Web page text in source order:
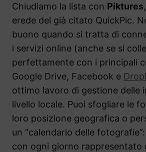
Chiudiamo la lista con Piktures
erede del già citato QuickPic.
buono quando si tratta di
i servizi online (anche se si
perfettamente con i principali
Google Drive, Facebook e
ottimo lavoro di gestione delle
livello locale. Puoi sfogliare le
loro posizione geografica o
un “calendario delle
con ogni giorno rappresentato